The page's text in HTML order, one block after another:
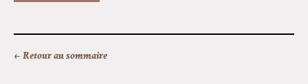
← Retour au sommaire